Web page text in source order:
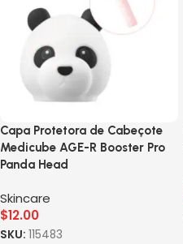
Capa Protetora de Cabeçote
Medicube AGE-R Booster Pro
Panda Head
Skincare
$12.00
SKU: 115483